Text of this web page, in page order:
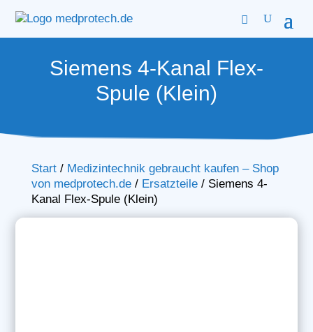
Siemens 4-Kanal Flex-
Spule (Klein)
Start/ Medizintechnik gebraucht kaufen – Shop
von medprotech.de/ Ersatzteile/ Siemens 4-
Kanal Flex-Spule (Klein)